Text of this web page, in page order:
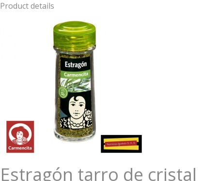
Product details
Estragón tarro de cristal